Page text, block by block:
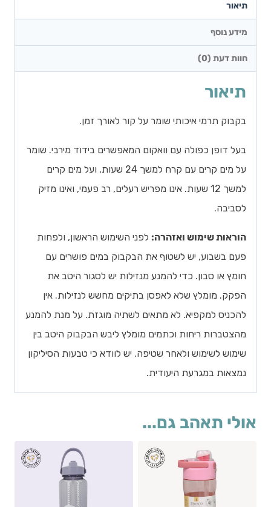
תיאור
מידע נוסף
חוות דעת (0)
תיאור
בקבוק תרמי איכותי שומר על קור לאורך זמן.
בעל דופן כפולה עם וואקום המאפשרים בידוד מירבי. שומר
על מים קרים עם קרח למשך 24 שעות, ועל מים קרים
למשך 12 שעות. אינו מפריש רעלים, רב פעמי, ואינו מזיק
לסביבה.
הוראות שימוש ואזהרה: לפני השימוש הראשון, ולפחות
פעם בשבוע, יש לשטוף את הבקבוק במים פושרים עם
חומץ או סבון. כדי להמנע מנזילות יש לסגור היטב את
הפקק. מומלץ שלא לאפסן בתיקים מחשש לנזילות. אין
להכניס למקפיא. לא מתאים לשתיה מוגזת. על מנת להמנע
מהצטברות ריחות וכתמים מומלץ ליבש הבקבוק היטב בין
שימוש לשימוש ולאחר שטיפה. יש לוודא כי טבעות הסיליקון
נמצאות במגרעת היעודית.
אולי תאהב גם...